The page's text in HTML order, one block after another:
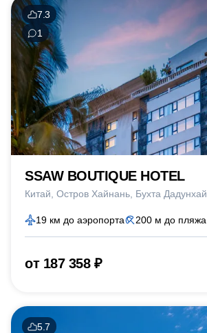
7.3
1
SSAW BOUTIQUE HOTEL
Китай Остров Хайнань Бухта Дадунхай
19 км до аэропорта 200 м до пляжа
от 187 358 ₽
5.7